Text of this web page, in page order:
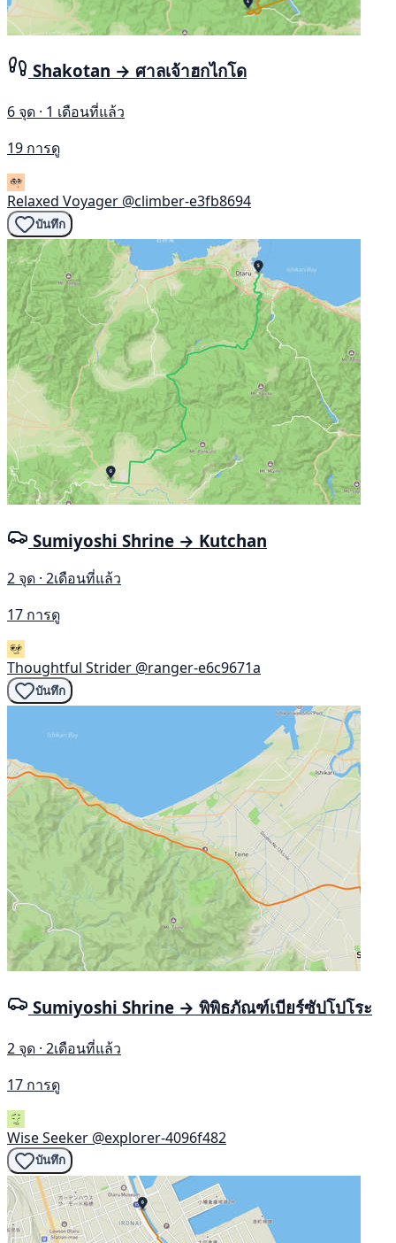
Shakotan → ศาลเจ้าฮกไกโด
6 จุด · 1 เดือนที่แล้ว
19 การดู
Relaxed Voyager @climber-e3fb8694
บันทึก
Sumiyoshi Shrine → Kutchan
2 จุด · 2เดือนที่แล้ว
17 การดู
Thoughtful Strider @ranger-e6c9671a
บันทึก
Sumiyoshi Shrine → พิพิธภัณฑ์เบียร์ซัปโปโระ
2 จุด · 2เดือนที่แล้ว
17 การดู
Wise Seeker @explorer-4096f482
บันทึก